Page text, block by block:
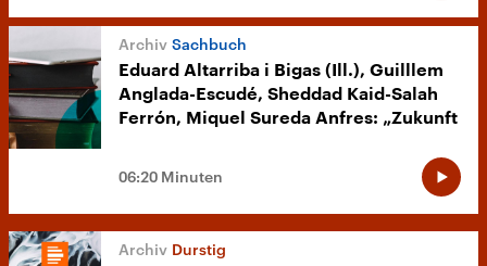
Sachbuch
Eduard Altarriba i Bigas (Ill.), Guilllem
Anglada-Escudé, Sheddad Kaid-Salah
Ferrón, Miquel Sureda Anfres: „Zukunft
06:20 Minuten
Durstig